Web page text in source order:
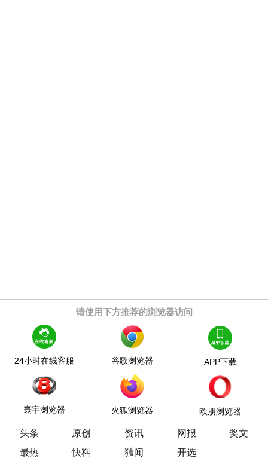
请使用下方推荐的浏览器访问
24小时在线客服 谷歌浏览器 APP下载
寰宇浏览器 火狐浏览器 欧朋浏览器
头条 原创 资讯 网报
奖文
最热
快料 独闻 开选